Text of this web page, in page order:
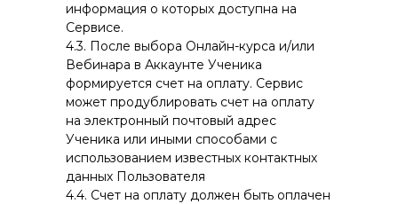
информация о которых доступна на
Сервисе.
4.3. После выбора Онлайн-курса и/или
Вебинара в Аккаунте Ученика
формируется счет на оплату. Сервис
может продублировать счет на оплату
на электронный почтовый адрес
Ученика или иными способами с
использованием известных контактных
данных Пользователя
4.4. Счет на оплату должен быть оплачен